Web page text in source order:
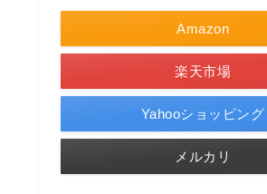
Amazon
楽天市場
Yahooショッピング
メルカリ